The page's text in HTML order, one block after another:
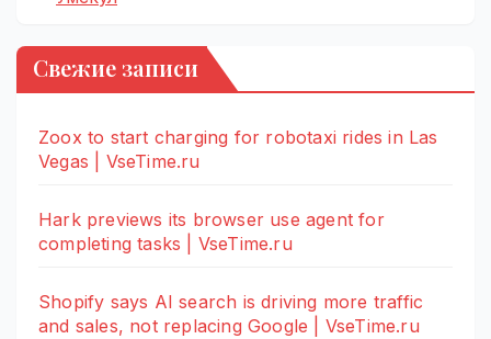
Свежие записи
Zoox to start charging for robotaxi rides in Las
Vegas | VseTime.ru
Hark previews its browser use agent for
completing tasks | VseTime.ru
Shopify says AI search is driving more traffic
and sales, not replacing Google | VseTime.ru